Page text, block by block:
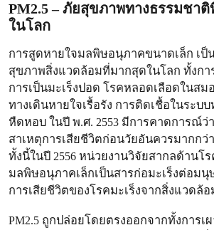
PM2.5 – ภัยสุขภาพทางธรรมชา
ในโลก
การสูดหายใจมลพิษอนุภาคขนาดเล็ก เป็
สุขภาพสิ่งแวดล้อมที่มากสุดในโลก ทั้งกา
การเป็นมะเร็งปอด โรคหลอดเลือดในสม
ทางเดินหายใจเรื้อรัง การติดเชื้อในระบ
หืดหอบ ในปี พ.ศ. 2553 มีการคาดการณ์ว่
สาเหตุการเสียชีวิตก่อนวัยอันควรมากก
ทั้งนี้ในปี 2556 หน่วยงานวิจัยสากลด้านโร
มลพิษอนุภาคเล็กเป็นสารก่อมะเร็งต่อมนุ
การเสียชีวิตของโรคมะเร็งจากสิ่งแวดล้
PM2.5 ถูกปล่อยโดยตรงออกจากทั้งการเ